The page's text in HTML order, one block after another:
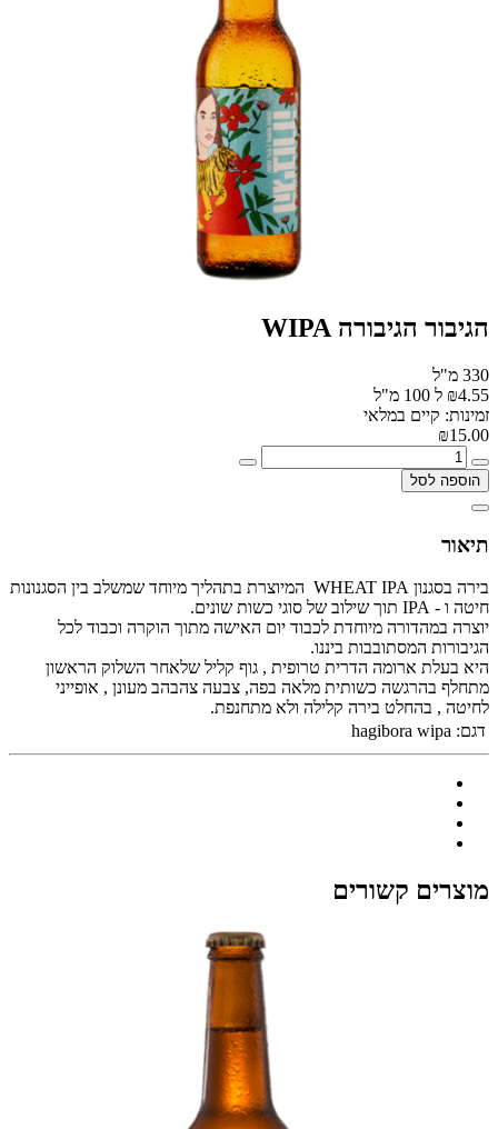
הגיבור הגיבורה WIPA
330 מ"ל
₪4.55 ל 100 מ"ל
זמינות: קיים במלאי
₪15.00
הוספה לסל
תיאור
בירה בסגנון WHEAT IPA המיוצרת בתהליך מיוחד שמשלב בין הסגנונות
חיטה ו - IPA תוך שילוב של סוגי כשות שונים.
יוצרה במהדורה מיוחדת לכבוד יום האישה מתוך הוקרה וכבוד לכל
הגיבורות המסתובבות ביננו.
היא בעלת ארומה הדרית טרופית , גוף קליל שלאחר השלוק הראשון
מתחלף בהרגשה כשותית מלאה בפה, צבעה צהבהב מעונן , אופייני
לחיטה , בהחלט בירה קלילה ולא מתחנפת.
דגם: hagibora wipa
מוצרים קשורים